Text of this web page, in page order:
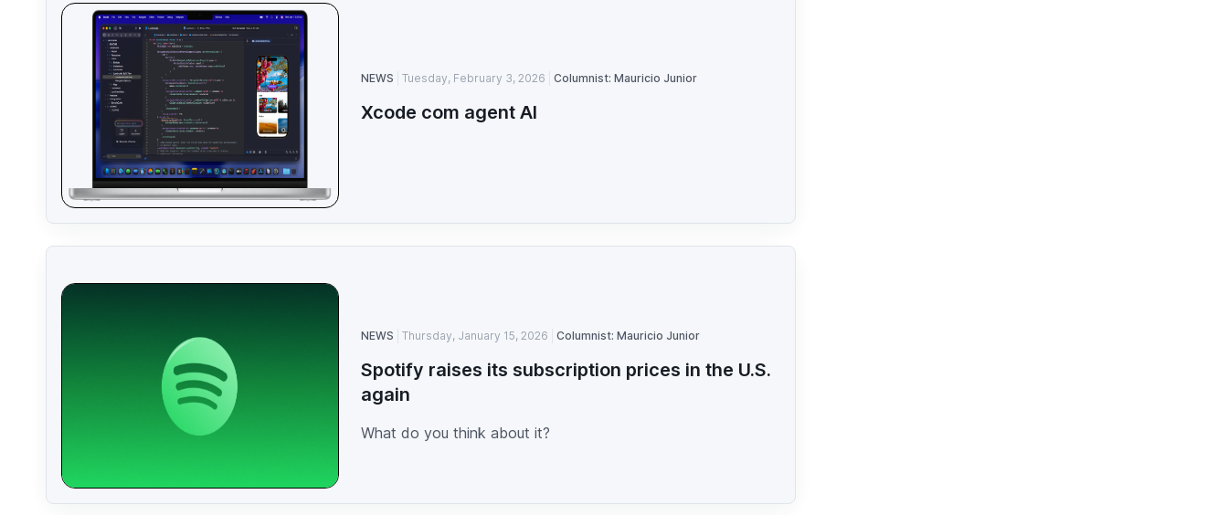
NEWS Tuesday, February 3, 2026 Columnist: Mauricio Junior
Xcode com agent AI
NEWS Thursday, January 15, 2026 Columnist: Mauricio Junior
Spotify raises its subscription prices in the U.S.
again
What do you think about it?